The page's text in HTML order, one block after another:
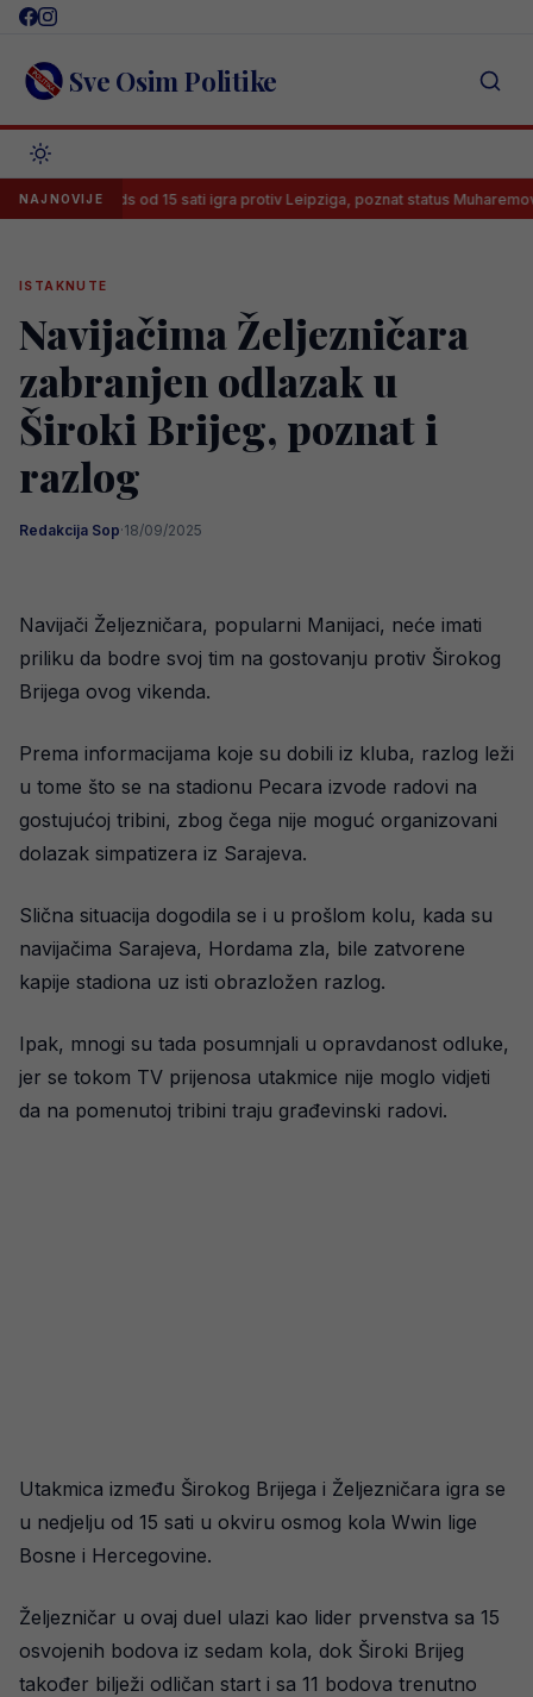
Skip
content Sve Osim Politike
NAJNOVIJE
Leeds od 15 sati igra protiv Leipziga, poznat status Muharemovića
ISTAKNUTE
Navijačima Željezničara
zabranjen odlazak u
Široki Brijeg, poznat i
razlog
Redakcija Sop·18/09/2025
Navijači Željezničara, popularni Manijaci, neće imati
priliku da bodre svoj tim na gostovanju protiv Širokog
Brijega ovog vikenda.
Prema informacijama koje su dobili iz kluba, razlog leži
u tome što se na stadionu Pecara izvode radovi na
gostujućoj tribini, zbog čega nije moguć organizovani
dolazak simpatizera iz Sarajeva.
Slična situacija dogodila se i u prošlom kolu, kada su
navijačima Sarajeva, Hordama zla, bile zatvorene
kapije stadiona uz isti obrazložen razlog.
Ipak, mnogi su tada posumnjali u opravdanost odluke,
jer se tokom TV prijenosa utakmice nije moglo vidjeti
da na pomenutoj tribini traju građevinski radovi.
Utakmica između Širokog Brijega i Željezničara igra se
u nedjelju od 15 sati u okviru osmog kola Wwin lige
Bosne i Hercegovine.
Željezničar u ovaj duel ulazi kao lider prvenstva sa 15
osvojenih bodova iz sedam kola, dok Široki Brijeg
također bilježi odličan start i sa 11 bodova trenutno